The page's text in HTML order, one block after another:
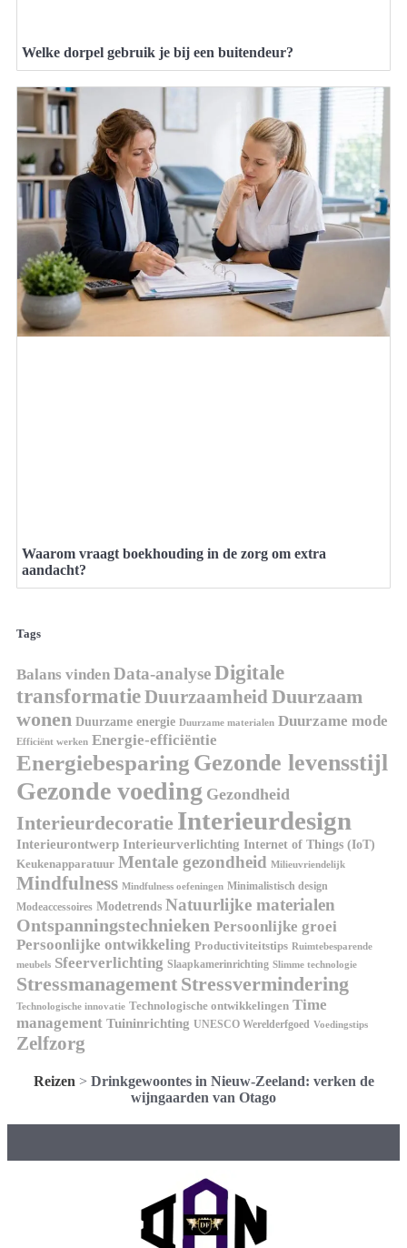
Welke dorpel gebruik je bij een buitendeur?
Waarom vraagt boekhouding in de zorg om extra
aandacht?
Tags
Balans vinden Data-analyseDigitale
transformatieDuurzaamheidDuurzaam
wonen Duurzame energie Duurzame materialen Duurzame mode
Efficiënt werken Energie-efficiëntie
Energiebesparing Gezonde levensstijl
Gezonde voeding Gezondheid
Interieurdecoratie Interieurdesign
Interieurontwerp Interieurverlichting Internet of Things (IoT)
Keukenapparatuur Mentale gezondheid Milieuvriendelijk
Mindfulness Mindfulness oefeningen Minimalistisch design
Modeaccessoires Modetrends Natuurlijke materialen
Ontspanningstechnieken Persoonlijke groei
Persoonlijke ontwikkeling Productiviteitstips Ruimtebesparende
meubels Sfeerverlichting Slaapkamerinrichting Slimme technologie
Stressmanagement Stressvermindering
Technologische innovatie Technologische ontwikkelingen Time
management Tuininrichting UNESCO Werelderfgoed Voedingstips
Zelfzorg
Reizen > Drinkgewoontes in Nieuw-Zeeland: verken de
wijngaarden van Otago